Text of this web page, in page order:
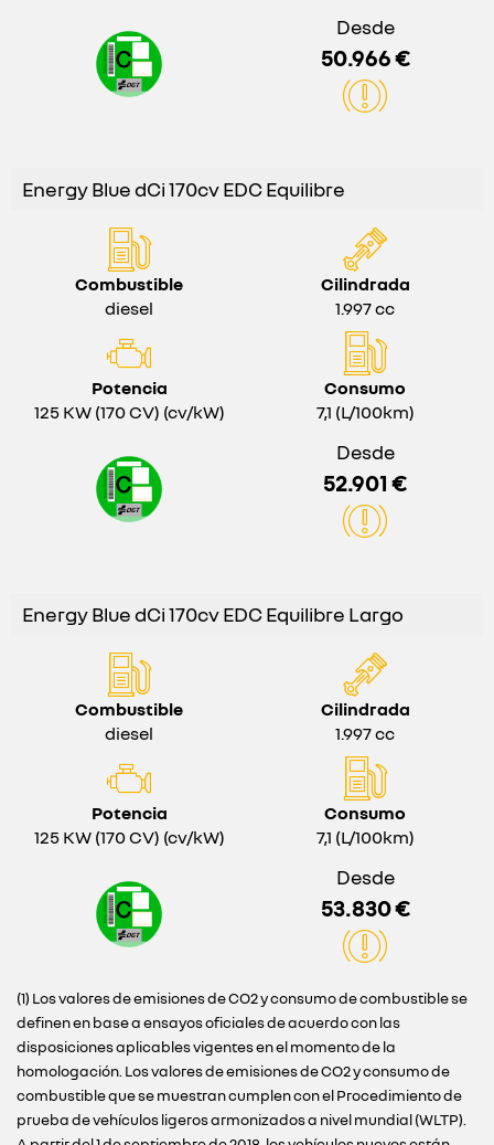
Desde
50.966 €
Energy Blue dCi 170cv EDC Equilibre
Combustible
diesel
Cilindrada
1.997 cc
Potencia
125 KW (170 CV) (cv/kW)
Consumo
7,1 (L/100km)
Desde
52.901 €
Energy Blue dCi 170cv EDC Equilibre Largo
Combustible
diesel
Cilindrada
1.997 cc
Potencia
125 KW (170 CV) (cv/kW)
Consumo
7,1 (L/100km)
Desde
53.830 €
(1) Los valores de emisiones de CO2 y consumo de combustible se
definen en base a ensayos oficiales de acuerdo con las
disposiciones aplicables vigentes en el momento de la
homologación. Los valores de emisiones de CO2 y consumo de
combustible que se muestran cumplen con el Procedimiento de
prueba de vehículos ligeros armonizados a nivel mundial (WLTP).